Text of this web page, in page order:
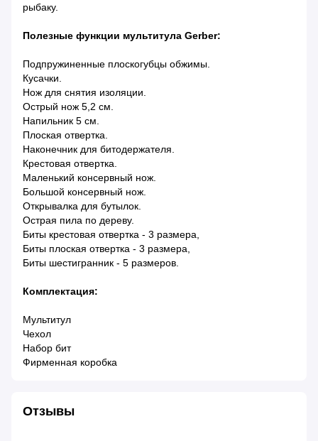
рыбаку.
Полезные функции мультитула Gerber:
Подпружиненные плоскогубцы обжимы.
Кусачки.
Нож для снятия изоляции.
Острый нож 5,2 см.
Напильник 5 см.
Плоская отвертка.
Наконечник для битодержателя.
Крестовая отвертка.
Маленький консервный нож.
Большой консервный нож.
Открывалка для бутылок.
Острая пила по дереву.
Биты крестовая отвертка - 3 размера,
Биты плоская отвертка - 3 размера,
Биты шестигранник - 5 размеров.
Комплектация:
Мультитул
Чехол
Набор бит
Фирменная коробка
Отзывы